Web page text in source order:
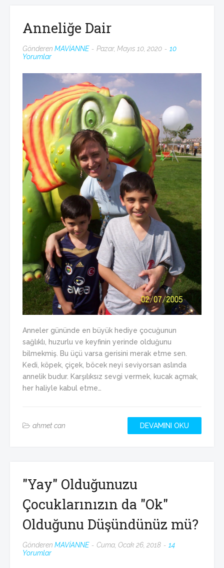
Anneliğe Dair
Gönderen MAVİANNE Pazar, Mayıs 10, 2020
10
Yorumlar
Anneler gününde en büyük hediye çocuğunun
sağlıklı, huzurlu ve keyfinin yerinde olduğunu
bilmekmiş. Bu üçü varsa gerisini merak etme sen.
Kedi, köpek, çiçek, böcek neyi seviyorsan aslında
annelik budur. Karşılıksız sevgi vermek, kucak açmak,
her haliyle kabul etme…
ahmet can DEVAMINI OKU
"Yay" Olduğunuzu
Çocuklarınızın da "Ok"
Olduğunu Düşündünüz mü?
Gönderen MAVİANNE Cuma, Ocak 26, 2018
14
Yorumlar